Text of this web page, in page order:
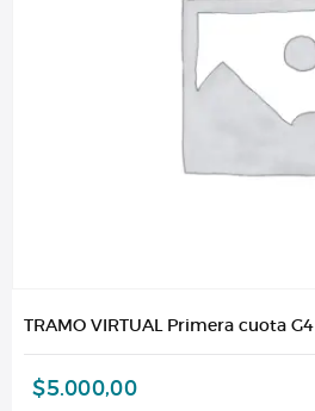
TRAMO VIRTUAL Primera cuota G4
$5.000,00